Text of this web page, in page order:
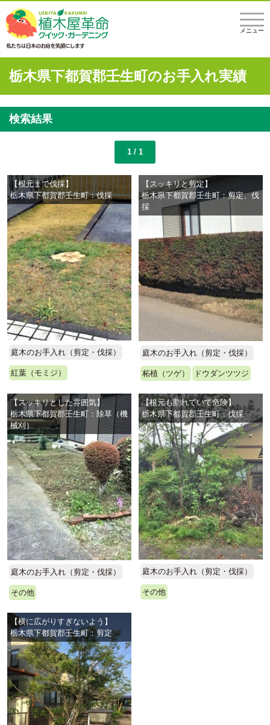
メニュー
栃木県下都賀郡壬生町のお手入れ実績
検索結果
1 / 1
【根元まで伐採】
栃木県下都賀郡壬生町：伐採
庭木のお手入れ（剪定・伐採）
紅葉（モミジ）
【スッキリと剪定】
栃木県下都賀郡壬生町：剪定、伐
採
庭木のお手入れ（剪定・伐採）
柘植（ツゲ） ドウダンツツジ
【スッキリとした雰囲気】
栃木県下都賀郡壬生町：除草（機
械刈）
庭木のお手入れ（剪定・伐採）
その他
【根元も割れていて危険】
栃木県下都賀郡壬生町：伐採
庭木のお手入れ（剪定・伐採）
その他
【横に広がりすぎないよう】
栃木県下都賀郡壬生町：剪定